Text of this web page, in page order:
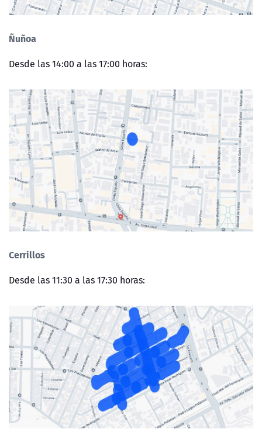
Ñuñoa
Desde las 14:00 a las 17:00 horas:
Cerrillos
Desde las 11:30 a las 17:30 horas: